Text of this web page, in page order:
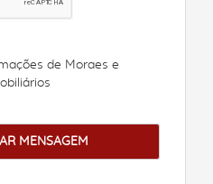
de Moraes e
MENSAGEM